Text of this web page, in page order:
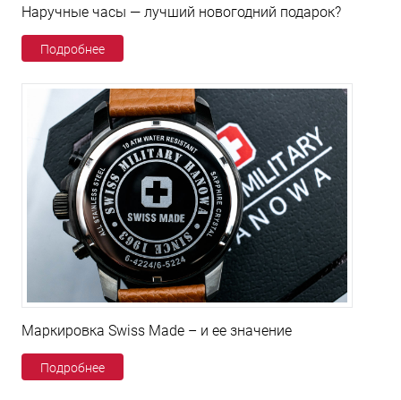
Наручные часы — лучший новогодний подарок?
Подробнее
Маркировка Swiss Made – и ее значение
Подробнее